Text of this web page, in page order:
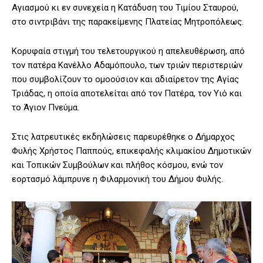
Αγιασμού κι εν συνεχεία η Κατάδυση του Τιμίου Σταυρού,
στο σιντριβάνι της παρακείμενης Πλατείας Μητροπόλεως.
Κορυφαία στιγμή του τελετουργικού η απελευθέρωση, από
τον πατέρα Κανέλλο Αδαμόπουλο, των τριών περιστεριών
που συμβολίζουν το ομοούσιον και αδιαίρετον της Αγίας
Τριάδας, η οποία αποτελείται από τον Πατέρα, τον Υιό και
το Άγιον Πνεύμα.
Στις λατρευτικές εκδηλώσεις παρευρέθηκε ο Δήμαρχος
Φυλής Χρήστος Παππούς, επικεφαλής κλιμακίου Δημοτικών
και Τοπικών Συμβούλων και πλήθος κόσμου, ενώ τον
εορτασμό λάμπρυνε η Φιλαρμονική του Δήμου Φυλής.